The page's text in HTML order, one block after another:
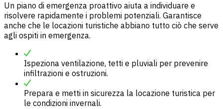
Un piano di emergenza proattivo aiuta a individuare e
risolvere rapidamente i problemi potenziali. Garantisce
anche che le locazioni turistiche abbiano tutto ciò che serve
agli ospiti in emergenza.
Ispeziona ventilazione, tetti e pluviali per prevenire
infiltrazioni e ostruzioni.
Prepara e metti in sicurezza la locazione turistica per
le condizioni invernali.